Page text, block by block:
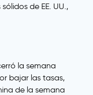
de EE. UU.,
la semana
bajar las tasas,
de la semana